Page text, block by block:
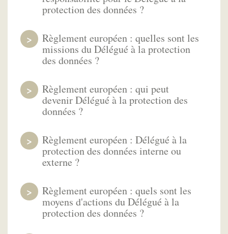
protection des données ?
Règlement européen : quelles sont les
missions du Délégué à la protection
des données ?
Règlement européen : qui peut
devenir Délégué à la protection des
données ?
Règlement européen : Délégué à la
protection des données interne ou
externe ?
Règlement européen : quels sont les
moyens d'actions du Délégué à la
protection des données ?